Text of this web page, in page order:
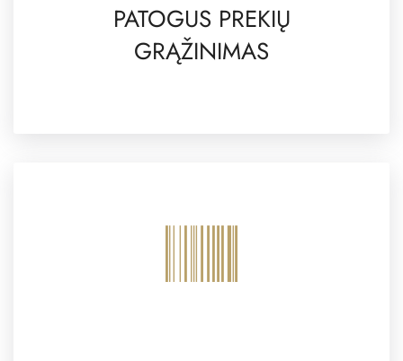
PATOGUS PREKIŲ
GRĄŽINIMAS